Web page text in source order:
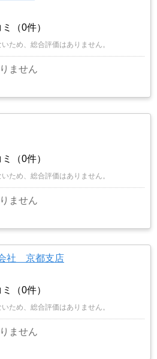
（0件）
ため、総合評価はありません。
ません
（0件）
ため、総合評価はありません。
ません
社 京都支店
（0件）
ため、総合評価はありません。
ません